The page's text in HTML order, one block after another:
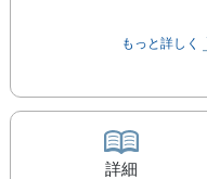
もっと詳しく
詳細